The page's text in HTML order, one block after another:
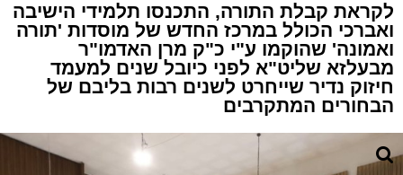
לקראת קבלת התורה, התכנסו תלמידי הישיבה
ואברכי הכולל במרכז החדש של מוסדות 'תורה
ואמונה' שהוקמו ע"י כ"ק מרן האדמו"ר
מבעלזא שליט"א לפני כיובל שנים למעמד
חיזוק נדיר שייחרט לשנים רבות בליבם של
הבחורים המתקרבים